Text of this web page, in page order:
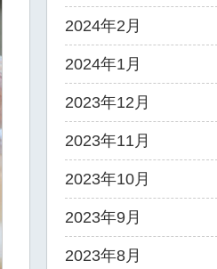
2024年2月
2024年1月
2023年12月
2023年11月
2023年10月
2023年9月
2023年8月